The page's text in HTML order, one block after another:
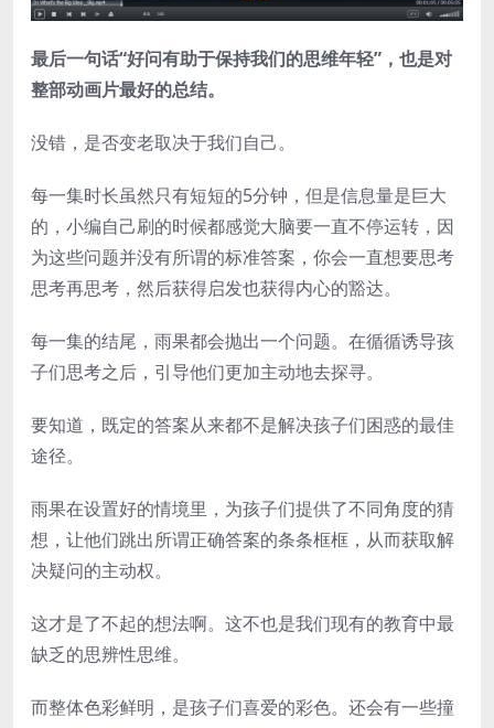
最后一句话“好问有助于保持我们的思维年轻”，也是对
整部动画片最好的总结。
没错，是否变老取决于我们自己。
每一集时长虽然只有短短的5分钟，但是信息量是巨大
的，小编自己刷的时候都感觉大脑要一直不停运转，因
为这些问题并没有所谓的标准答案，你会一直想要思考
思考再思考，然后获得启发也获得内心的豁达。
每一集的结尾，雨果都会抛出一个问题。在循循诱导孩
子们思考之后，引导他们更加主动地去探寻。
要知道，既定的答案从来都不是解决孩子们困惑的最佳
途径。
雨果在设置好的情境里，为孩子们提供了不同角度的猜
想，让他们跳出所谓正确答案的条条框框，从而获取解
决疑问的主动权。
这才是了不起的想法啊。这不也是我们现有的教育中最
缺乏的思辨性思维。
而整体色彩鲜明，是孩子们喜爱的彩色。还会有一些撞